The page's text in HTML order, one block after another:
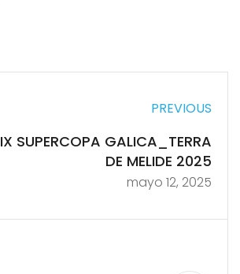
PREVIOUS
IX SUPERCOPA GALICA_TERRA
DE MELIDE 2025
mayo 12, 2025